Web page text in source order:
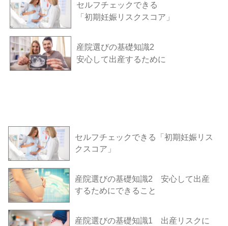
セルフチェックできる
「初期妊娠リスクスコア」
産院選びの基礎知識2
安心して出産するために
セルフチェックできる「初期妊娠リス
クスコア」
産院選びの基礎知識2 安心して出産
するためにできること
産院選びの基礎知識1 出産リスクに